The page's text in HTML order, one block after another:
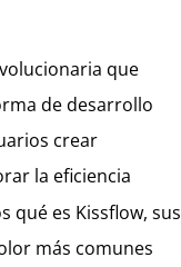
que
de desarrollo
crear
la eficiencia
qué es Kissflow, sus
más comunes